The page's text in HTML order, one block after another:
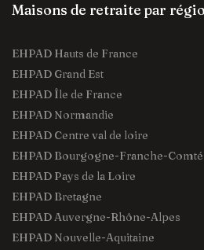
Maisons de retraite par
EHPAD Hauts de France
EHPAD Grand Est
EHPAD Île de France
EHPAD Normandie
EHPAD Centre val de loire
EHPAD Bourgogne-Franche-Comté
EHPAD Pays de la Loire
EHPAD Bretagne
EHPAD Auvergne-Rhône-Alpes
EHPAD Nouvelle-Aquitaine